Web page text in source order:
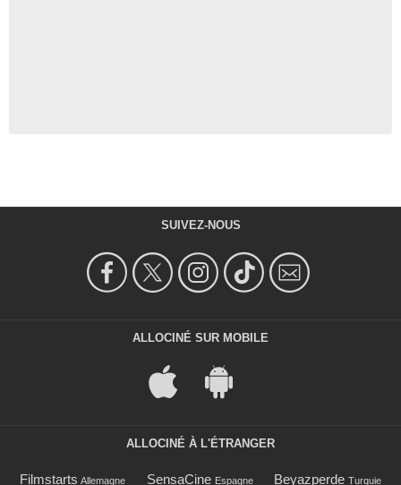
SUIVEZ-NOUS
ALLOCINÉ SUR MOBILE
ALLOCINÉ À L'ÉTRANGER
Filmstarts Allemagne SensaCine Espagne Beyazperde Turquie